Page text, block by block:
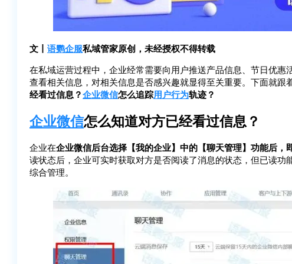
文丨 语鹦企服私域管家原创，未经授权不得转载
在私域运营过程中，企业经常需要向用户推送产品信息、节日优
查看相关信息，对相关信息是否感兴趣就显得至关重要。下面就跟
经看过信息？企业微信怎么追踪用户行为轨迹？
企业微信怎么知道对方已经看过信息？
企业在企业微信后台选择【我的企业】中的【聊天管理】功能后，
读状态后，企业可实时获取对方是否阅读了消息的状态，但已读
综合管理。